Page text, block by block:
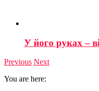
У його руках –
Previous Next
You are here: